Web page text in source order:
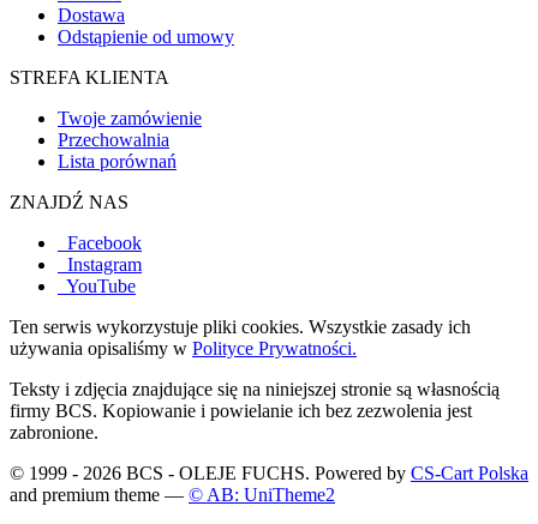
Dostawa
Odstąpienie od umowy
STREFA KLIENTA
Twoje zamówienie
Przechowalnia
Lista porównań
ZNAJDŹ NAS
Facebook
Instagram
YouTube
Ten serwis wykorzystuje pliki cookies. Wszystkie zasady ich
używania opisaliśmy w Polityce Prywatności.
Teksty i zdjęcia znajdujące się na niniejszej stronie są własnością
firmy BCS. Kopiowanie i powielanie ich bez zezwolenia jest
zabronione.
© 1999 - 2026 BCS - OLEJE FUCHS. Powered by CS-Cart Polska
and premium theme — © AB: UniTheme2